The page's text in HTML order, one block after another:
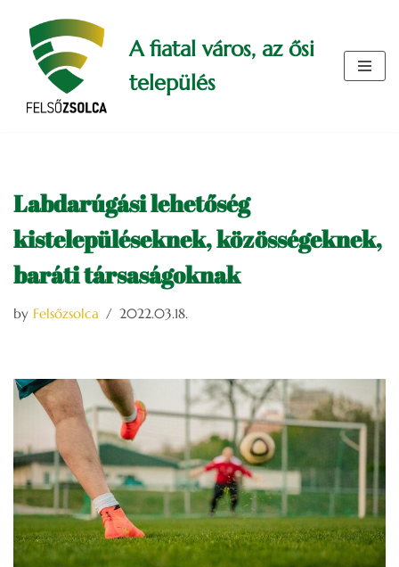
Skip
content
A fiatal város, az ősi
település
Labdarúgási lehetőség
kistelepüléseknek, közösségeknek,
baráti társaságoknak
by Felsőzsolca 2022.03.18.